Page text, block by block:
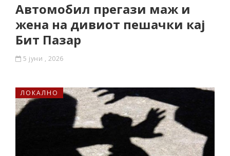
Автомобил прегази маж и
жена на дивиот пешачки кај
Бит Пазар
5 јуни , 2026
ЛОКАЛНО